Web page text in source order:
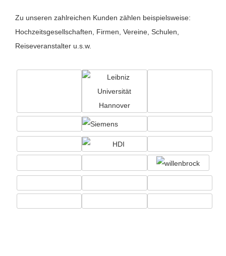
Zu unseren zahlreichen Kunden zählen beispielsweise:
Hochzeitsgesellschaften, Firmen, Vereine, Schulen,
Reiseveranstalter u.s.w.